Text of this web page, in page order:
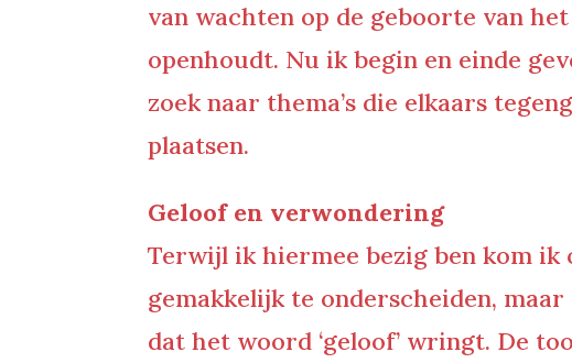
van wachten op de geboorte van
openhoudt. Nu ik begin en einde
zoek naar thema’s die elkaars
plaatsen.
Geloof en verwondering
Terwijl ik hiermee bezig ben kom ik
gemakkelijk te onderscheiden,
dat het woord ‘geloof’ wringt. De